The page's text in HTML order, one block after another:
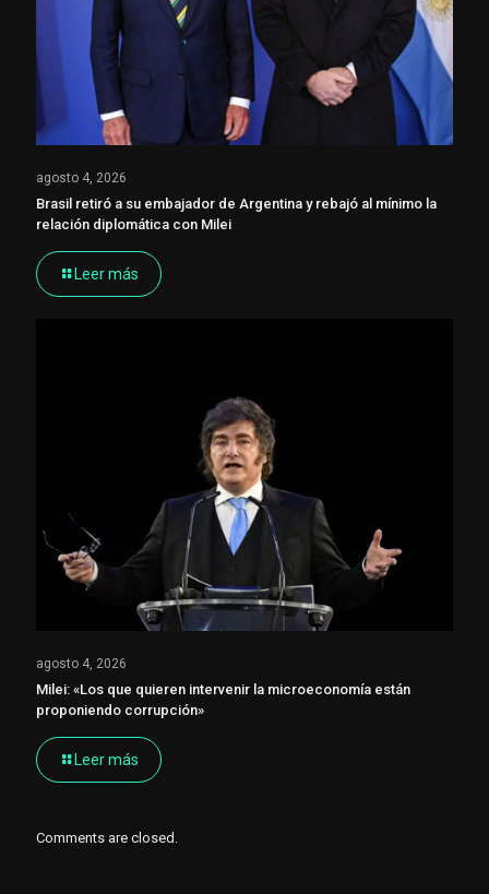
agosto 4, 2026
Brasil retiró a su embajador de Argentina y rebajó al mínimo la
relación diplomática con Milei
Leer más
agosto 4, 2026
Milei: «Los que quieren intervenir la microeconomía están
proponiendo corrupción»
Leer más
Comments are closed.